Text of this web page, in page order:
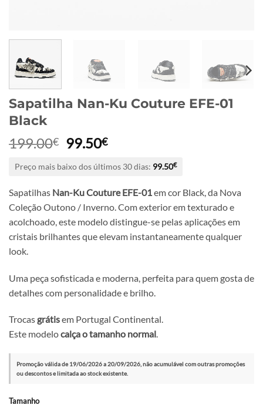
Sapatilha Nan-Ku Couture EFE-01
Black
199.00€ O
original
era:
199.00€.
99.50€O
atual
99.50€.
Preço mais baixo dos últimos 30 dias: 99.50€
Sapatilhas Nan-Ku Couture EFE-01em cor Black, da Nova
Coleção Outono / Inverno. Com exterior em texturado e
acolchoado, este modelo distingue-se pelas aplicações em
cristais brilhantes que elevam instantaneamente qualquer
look.
Uma peça sofisticada e moderna, perfeita para quem gosta de
detalhes com personalidade e brilho.
Trocas grátisem Portugal Continental.
Este modelocalça o tamanho normal.
Promoção válida de 19/06/2026 a 20/09/2026, não acumulável com outras promoções
ou descontos e limitada ao stock existente.
Tamanho
Alternative: